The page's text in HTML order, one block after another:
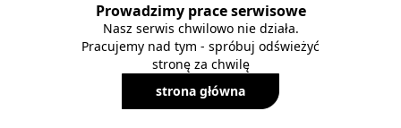
Prowadzimy prace serwisowe
Nasz serwis chwilowo nie działa.
Pracujemy nad tym - spróbuj odświeżyć
stronę za chwilę
strona główna